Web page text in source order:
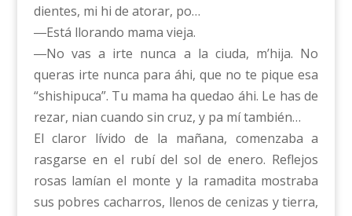
dientes, mi hi de atorar, po…
―Está llorando mama vieja.
―No vas a irte nunca a la ciuda, m’hija. No
queras irte nunca para áhi, que no te pique esa
“shishipuca”. Tu mama ha quedao áhi. Le has de
rezar, nian cuando sin cruz, y pa mí también…
El claror lívido de la mañana, comenzaba a
rasgarse en el rubí del sol de enero. Reflejos
rosas lamían el monte y la ramadita mostraba
sus pobres cacharros, llenos de cenizas y tierra,